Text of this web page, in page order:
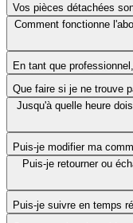
Vos pièces détachées
Comment fonctionne
En tant que
Que faire si je ne trouve
Jusqu'à quelle heure
Puis-je modifier ma
Puis-je retourner ou
Puis-je suivre en temps